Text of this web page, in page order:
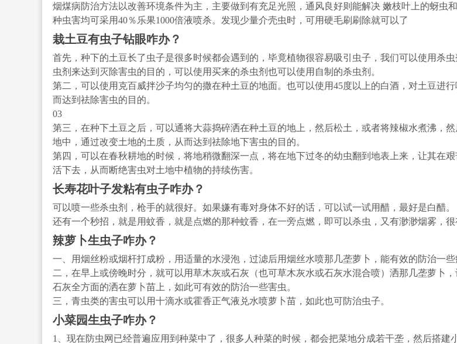
烟煤病防治方法以改善环境条件为主，主要做到有充足光照，通风良好则能解决 嫩枝叶上的蚜虫
种虫害均可采用40％乐果1000倍液喷杀。发现少量介壳虫时，可用硬毛刷刷除就可以了
栽土豆有虫子钻眼咋办？
首先，种下的土豆长了虫子是很多时候都会遇到的，毕竟植物很容易吸引虫子，我们可以使用杀
虫剂来达到灭除害虫的目的，可以使用买来的杀虫剂也可以使用自制的杀虫剂。
第二，可以使用克百威拌沙子均匀的撒在种土豆的地面。也可以使用45度以上的白酒，对土豆进
而达到祛除害虫的目的。
03
第三，在种下土豆之后，可以通将大蒜捣碎洒在种土豆的地上，然后松土，或者将辣椒水煮沸，
地中，通过改变土地的土质，从而达到祛除地下害虫的目的。
第四，可以在春秋耕地的时候，将地稍微翻深一点，将在地下过冬的幼虫翻到地表上来，让其在
活下去，从而断绝害虫对土地中植物的持续伤害。
长寿花叶子发粘有虫子咋办？
可以喷一些杀虫剂，枪手的就很好。如果嫌有毒对身体不好的话，可以试一试用醋，最好是白醋。
还有一个秒招，就是用蚊香，就是点燃的那种蚊香，在一旁点燃，即可以杀虫，又有渺渺烟雾，很
辣萝卜生虫子咋办？
一、用烟丝粉或烟杆打成粉，用适量的水浸泡，过滤后用烟丝水喷那几垄萝卜，能有效的防治一些
二，在早上或傍晚时分，就可以用草木灰或石灰（也可草木灰水或石灰水混合喷）洒那几垄萝卜
石灰全方面的洒在萝卜苗上，如此可有效的防治一些害虫。
三，青虫类的害虫可以用十滴水或霍香正气液兑水喷萝卜苗，如此也可防治虫子。
小菜园生虫子咋办？
1、现在防虫网已经普遍应用到种菜中了，很多人种菜的时候，都会把菜地分成若干垄，然后搭建